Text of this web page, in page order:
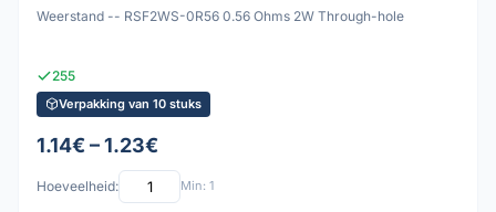
Weerstand -- RSF2WS-0R56 0.56 Ohms 2W Through-hole
255
Verpakking van 10 stuks
1.14€ – 1.23€
Hoeveelheid: Min: 1